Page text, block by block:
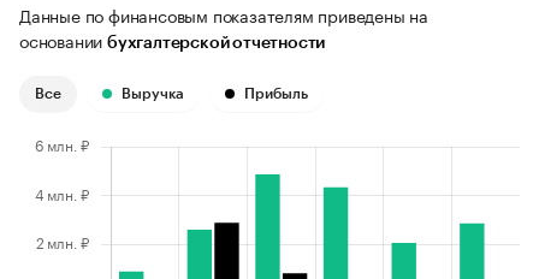
Данные по финансовым показателям приведены на
основании бухгалтерской отчетности
Все Выручка Прибыль